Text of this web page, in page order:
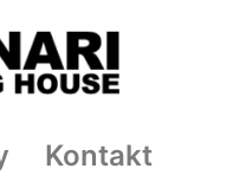
Kontakt